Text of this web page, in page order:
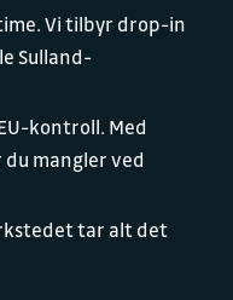
Vi tilbyr drop-in
Sulland-
kontroll. Med
mangler ved
tar alt det